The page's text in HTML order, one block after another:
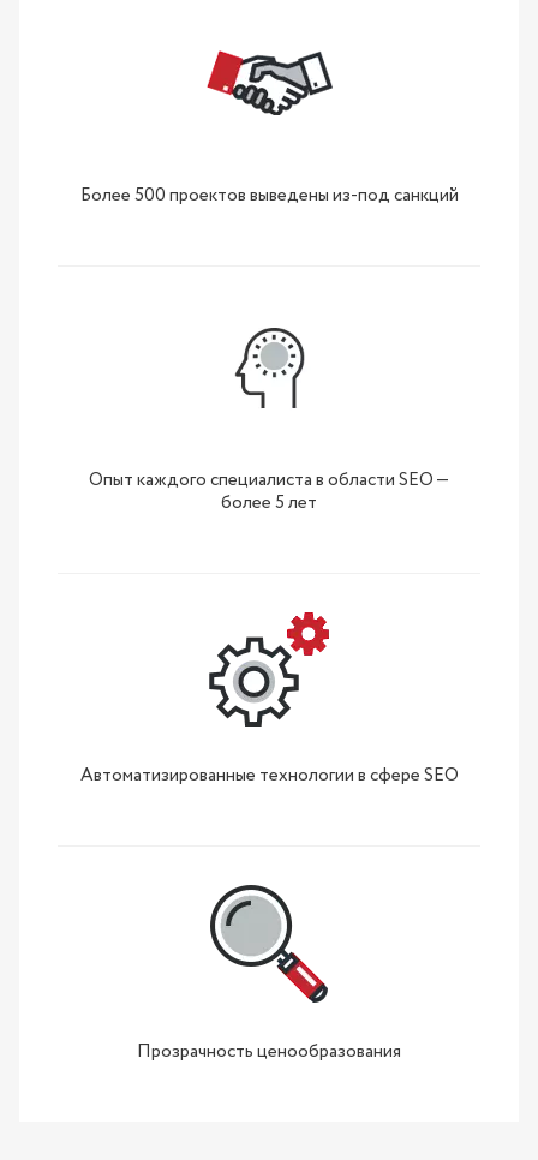
Более 500 проектов выведены из-под санкций
Опыт каждого специалиста в области SEO —
более 5 лет
Автоматизированные технологии в сфере SEO
Прозрачность ценообразования